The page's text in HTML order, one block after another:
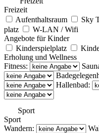
Freizeit
Aufenthaltsraum
Sky
platz
W-LAN / Wifi
Angebote für Kinder
Kinderspielplatz
Erholung und Wellness
Fitness:
Hallenbad:
Sport
Sport
Wandern: